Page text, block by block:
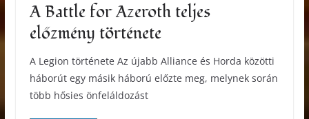
A Battle for Azeroth teljes
előzmény története
A Legion története Az újabb Alliance és Horda közötti
háborút egy másik háború előzte meg, melynek során
több hősies önfeláldozást